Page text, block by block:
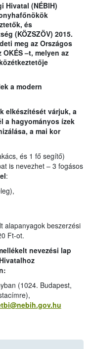
Hivatal (NÉBIH)
és
(KÖZSZÖV) 2015.
meg az Országos
–t, melyen az
a modern
elkészítését várjuk, a
a hagyományos ízek
a mai kor
és 1 fő segítő)
is nevezhet – 3 fogásos
:
alapanyagok beszerzési
Ft-ot.
nevezési lap
(1024. Budapest,